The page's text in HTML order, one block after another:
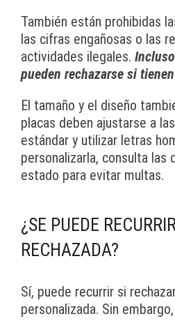
También están prohibidas
las cifras engañosas o las
actividades ilegales.
pueden rechazarse si
El tamaño y el diseño
placas deben ajustarse a
estándar y utilizar letras
personalizarla, consulta las
estado para evitar multas.
¿SE PUEDE
RECHAZADA?
Sí, puede recurrir si
personalizada. Sin